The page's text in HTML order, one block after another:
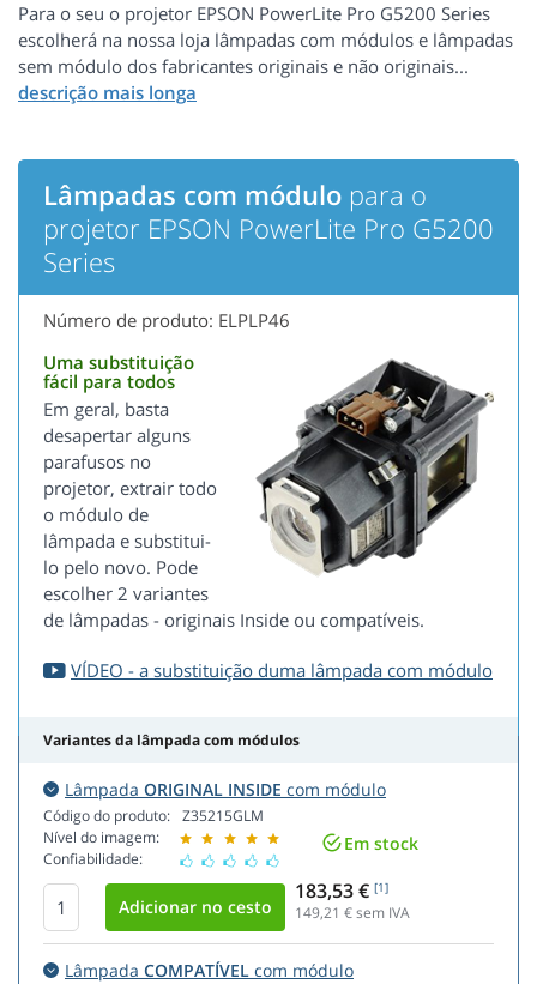
Para o seu o projetor EPSON PowerLite Pro G5200 Series
escolherá na nossa loja lâmpadas com módulos e lâmpadas
sem módulo dos fabricantes originais e não originais...
Lâmpadas com módulo para o
projetor EPSON PowerLite Pro G5200
Series
Número de produto: ELPLP46
Uma substituição
fácil para todos
Em geral, basta
desapertar alguns
parafusos no
projetor, extrair todo
o módulo de
lâmpada e substitui-
lo pelo novo. Pode
escolher 2 variantes
de lâmpadas - originais Inside ou compatíveis.
VÍDEO - a substituição duma lâmpada com módulo
Variantes da lâmpada com módulos
Lâmpada ORIGINAL INSIDE com módulo
Código do produto:
Nível do imagem:
Confiabilidade:
Z35215GLM
Em stock
183,53 € [1]
149,21 € sem IVA
Lâmpada COMPATÍVEL com módulo